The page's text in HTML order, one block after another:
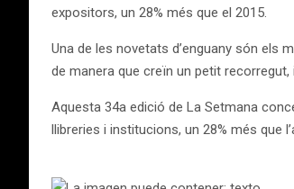
expositors, un 28% més que el 2015.
Una de les novetats d’enguany són els
de manera que creïn un petit
Aquesta 34a edició de La Setmana
llibreries i institucions, un 28% més que